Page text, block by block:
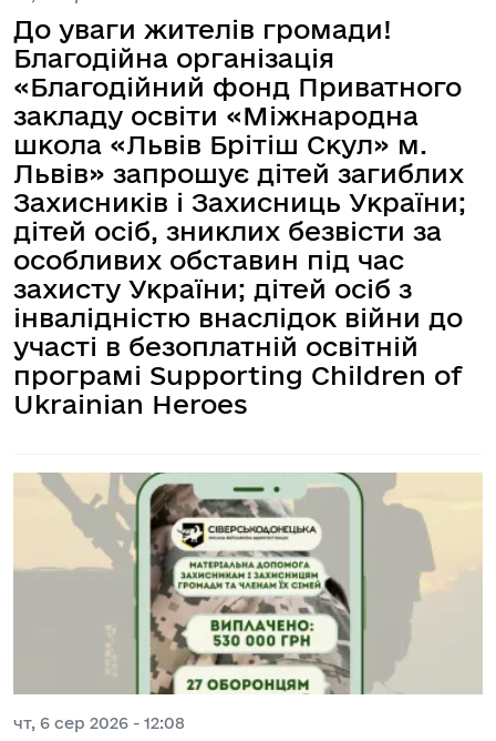
До уваги жителів громади!
Благодійна організація
«Благодійний фонд Приватного
закладу освіти «Міжнародна
школа «Львів Брітіш Скул» м.
Львів» запрошує дітей загиблих
Захисників і Захисниць України;
дітей осіб, зниклих безвісти за
особливих обставин під час
захисту України; дітей осіб з
інвалідністю внаслідок війни до
участі в безоплатній освітній
програмі Supporting Children of
Ukrainian Heroes
чт, 6 сер 2026 - 12:08